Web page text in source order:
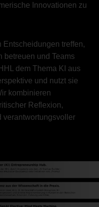
Innovationen zu
Entscheidungen treffen,
betreuen und Teams
dem Thema KI aus
und nutzt sie
kombinieren
Reflexion,
verantwortungsvoller